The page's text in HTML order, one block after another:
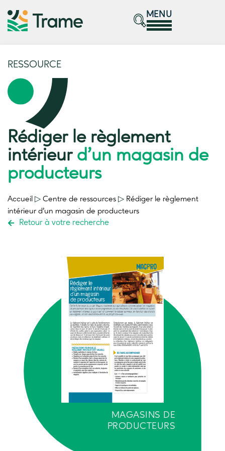
MENU
RESSOURCE
Rédiger le règlement
intérieur d’un magasin de
producteurs
Accueil ▷ Centre de ressources ▷ Rédiger le règlement
intérieur d’un magasin de producteurs
Retour à votre recherche
MAGASINS DE
PRODUCTEURS